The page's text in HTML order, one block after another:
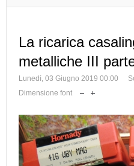
La ricarica
metalliche III
Lunedì, 03 Giugno 2019 00:00
Dimensione font